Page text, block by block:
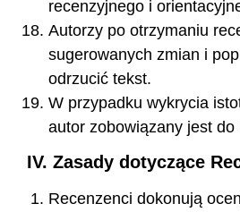
recenzyjnego i
Autorzy po otrzymaniu
sugerowanych zmian i
odrzucić tekst.
W przypadku wykrycia
autor zobowiązany jest do
IV. Zasady dotyczące
Recenzenci dokonują